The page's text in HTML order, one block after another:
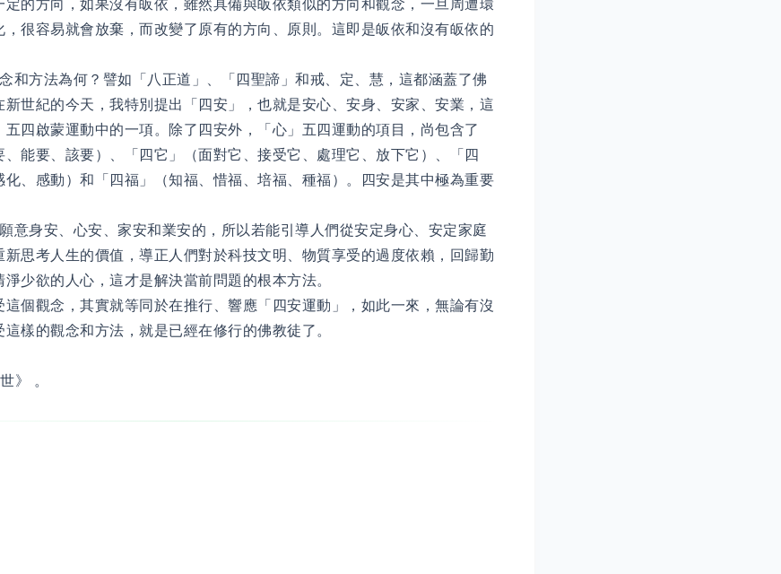
定的方向，如果沒有皈依，雖然具備與皈依類似的方向和觀念，一旦周遭環
，很容易就會放棄，而改變了原有的方向、原則。這即是皈依和沒有皈依的
和方法為何？譬如「八正道」、「四聖諦」和戒、定、慧，這都涵蓋了佛
新世紀的今天，我特別提出「四安」，也就是安心、安身、安家、安業，這
五四啟蒙運動中的一項。除了四安外，「心」五四運動的項目，尚包含了
、能要、該要）、「四它」（面對它、接受它、處理它、放下它）、「四
化、感動）和「四福」（知福、惜福、培福、種福）。四安是其中極為重要
意身安、心安、家安和業安的，所以若能引導人們從安定身心、安定家庭
新思考人生的價值，導正人們對於科技文明、物質享受的過度依賴，回歸勤
淨少欲的人心，這才是解決當前問題的根本方法。
個觀念，其實就等同於在推行、響應「四安運動」，如此一來，無論有沒
這樣的觀念和方法，就是已經在修行的佛教徒了。
》 。